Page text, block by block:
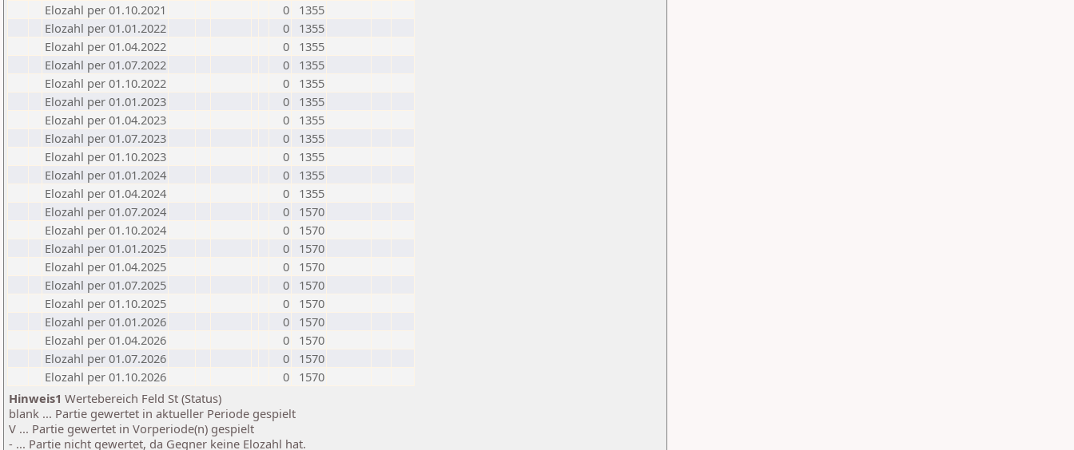
Elozahl per 01.10.2021
0
1355
Elozahl per 01.01.2022
0
1355
Elozahl per 01.04.2022
0
1355
Elozahl per 01.07.2022
0
1355
Elozahl per 01.10.2022
0
1355
Elozahl per 01.01.2023
0
1355
Elozahl per 01.04.2023
0
1355
Elozahl per 01.07.2023
0
1355
Elozahl per 01.10.2023
0
1355
Elozahl per 01.01.2024
0
1355
Elozahl per 01.04.2024
0
1355
Elozahl per 01.07.2024
0
1570
Elozahl per 01.10.2024
0
1570
Elozahl per 01.01.2025
0
1570
Elozahl per 01.04.2025
0
1570
Elozahl per 01.07.2025
0
1570
Elozahl per 01.10.2025
0
1570
Elozahl per 01.01.2026
0
1570
Elozahl per 01.04.2026
0
1570
Elozahl per 01.07.2026
0
1570
Elozahl per 01.10.2026
0
1570
Hinweis1 Wertebereich Feld St (Status)
blank ... Partie gewertet in aktueller Periode gespielt
V ... Partie gewertet in Vorperiode(n) gespielt
- ... Partie nicht gewertet, da Gegner keine Elozahl hat.